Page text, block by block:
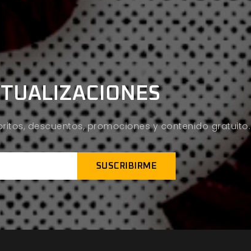
descuentos, promociones y contenido gratuito.